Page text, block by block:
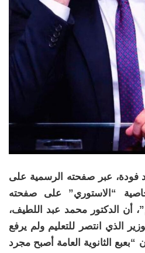
فودة، عبر صفحته الرسمية على
“الاستوري” على صفحته
أن الدكتور محمد عبد اللطيف،
الذي انتصر للتعليم ولم يرفع
“بعبع الثانوية العامة أصبح مجرد